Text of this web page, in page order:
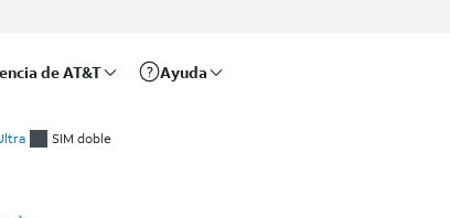
de AT&T Ayuda
SIM doble